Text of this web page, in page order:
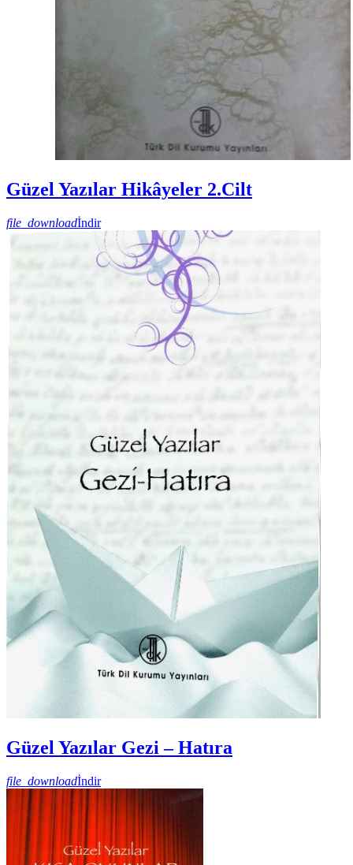
Güzel Yazılar Hikâyeler 2.Cilt
file_downloadİndir
Güzel Yazılar Gezi – Hatıra
file_downloadİndir